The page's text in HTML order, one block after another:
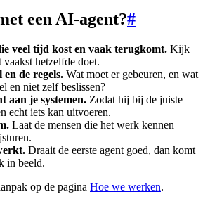
een AI-agent?#
veel tijd kost en vaak terugkomt. Kijk
vaakst hetzelfde doet.
en de regels. Wat moet er gebeuren, en wat
en niet zelf beslissen?
aan je systemen. Zodat hij bij de juiste
echt iets kan uitvoeren.
Laat de mensen die het werk kennen
Draait de eerste agent goed, dan komt
in beeld.
op de pagina Hoe we werken.